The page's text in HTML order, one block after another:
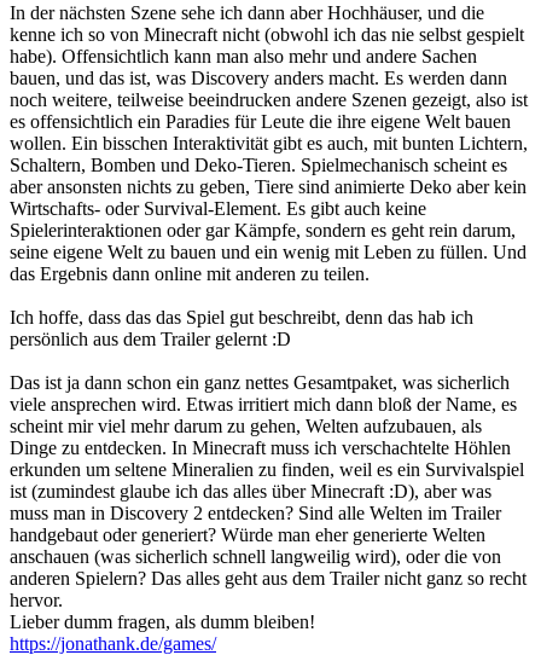
In der nächsten Szene sehe ich dann aber Hochhäuser, und die
kenne ich so von Minecraft nicht (obwohl ich das nie selbst gespielt
habe). Offensichtlich kann man also mehr und andere Sachen
bauen, und das ist, was Discovery anders macht. Es werden dann
noch weitere, teilweise beeindrucken andere Szenen gezeigt, also ist
es offensichtlich ein Paradies für Leute die ihre eigene Welt bauen
wollen. Ein bisschen Interaktivität gibt es auch, mit bunten Lichtern,
Schaltern, Bomben und Deko-Tieren. Spielmechanisch scheint es
aber ansonsten nichts zu geben, Tiere sind animierte Deko aber kein
Wirtschafts- oder Survival-Element. Es gibt auch keine
Spielerinteraktionen oder gar Kämpfe, sondern es geht rein darum,
seine eigene Welt zu bauen und ein wenig mit Leben zu füllen. Und
das Ergebnis dann online mit anderen zu teilen.
Ich hoffe, dass das das Spiel gut beschreibt, denn das hab ich
persönlich aus dem Trailer gelernt :D
Das ist ja dann schon ein ganz nettes Gesamtpaket, was sicherlich
viele ansprechen wird. Etwas irritiert mich dann bloß der Name, es
scheint mir viel mehr darum zu gehen, Welten aufzubauen, als
Dinge zu entdecken. In Minecraft muss ich verschachtelte Höhlen
erkunden um seltene Mineralien zu finden, weil es ein Survivalspiel
ist (zumindest glaube ich das alles über Minecraft :D), aber was
muss man in Discovery 2 entdecken? Sind alle Welten im Trailer
handgebaut oder generiert? Würde man eher generierte Welten
anschauen (was sicherlich schnell langweilig wird), oder die von
anderen Spielern? Das alles geht aus dem Trailer nicht ganz so recht
hervor.
Lieber dumm fragen, als dumm bleiben!
https://jonathank.de/games/